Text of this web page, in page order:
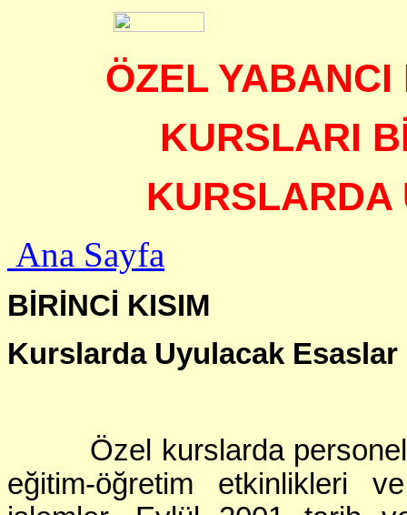
ÖZEL
KURSLARI
Ana Sayfa
BİRİNCİ KISIM
Kurslarda Uyulacak Esaslar
Özel kurslarda personel
eğitim-öğretim etkinlikleri